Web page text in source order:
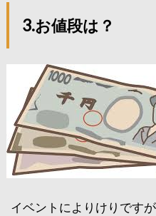
3.お値段は？
イベントによりけりです